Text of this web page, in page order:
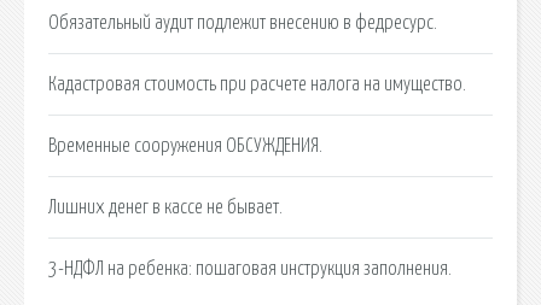
Обязательный аудит подлежит внесению в федресурс.
Кадастровая стоимость при расчете налога на имущество.
Временные сооружения ОБСУЖДЕНИЯ.
Лишних денег в кассе не бывает.
3-НДФЛ на ребенка: пошаговая инструкция заполнения.